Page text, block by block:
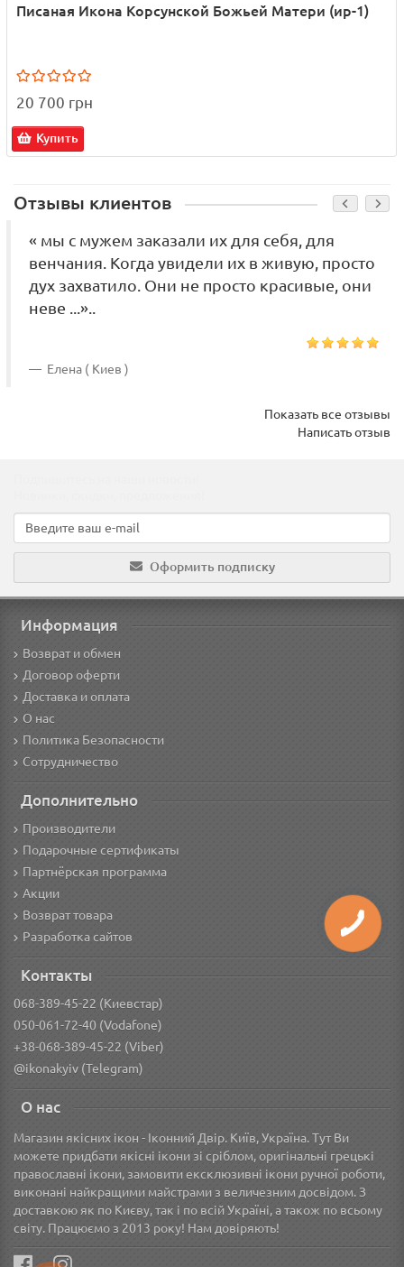
Писаная Икона Корсунской Божьей Матери (ир-1)
20 700 грн
Купить
Отзывы клиентов
« мы с мужем заказали их для себя, для
венчания. Когда увидели их в живую, просто
дух захватило. Они не просто красивые, они
неве ...»..
Елена ( Киев )
Показать все отзывы
Написать отзыв
Оформить подписку
Информация
Возврат и обмен
Договор оферти
Доставка и оплата
О нас
Политика Безопасности
Сотрудничество
Дополнительно
Производители
Подарочные сертификаты
Партнёрская программа
Акции
Возврат товара
Разработка сайтов
Контакты
068-389-45-22 (Киевстар)
050-061-72-40 (Vodafone)
+38-068-389-45-22 (Viber)
@ikonakyiv (Telegram)
О нас
Магазин якісних ікон - Іконний Двір. Київ, Україна. Тут Ви
можете придбати якісні ікони зі сріблом, оригінальні грецькі
православні ікони, замовити ексклюзивні ікони ручної роботи,
виконані найкращими майстрами з величезним досвідом. З
доставкою як по Києву, так і по всій Україні, а також по всьому
світу. Працюємо з 2013 року! Нам довіряють!